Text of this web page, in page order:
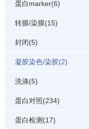
蛋白marker(6)
转膜/染膜(15)
封闭(5)
凝胶染色/染胶(2)
洗涤(5)
蛋白对照(234)
蛋白检测(17)